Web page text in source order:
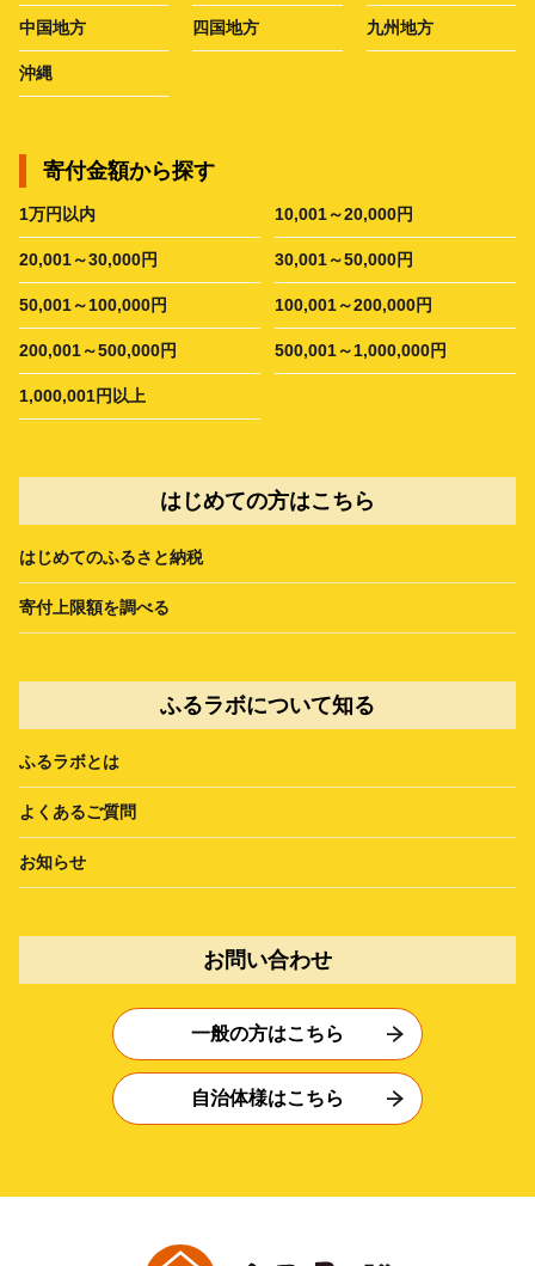
中国地方 四国地方 九州地方
沖縄
寄付金額から探す
1万円以内 10,001～20,000円
20,001～30,000円 30,001～50,000円
50,001～100,000円 100,001～200,000円
200,001～500,000円 500,001～1,000,000円
1,000,001円以上
はじめての方はこちら
はじめてのふるさと納税
寄付上限額を調べる
ふるラボについて知る
ふるラボとは
よくあるご質問
お知らせ
お問い合わせ
一般の方はこちら
自治体様はこちら